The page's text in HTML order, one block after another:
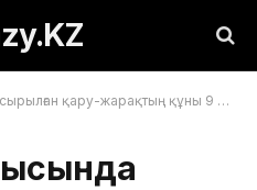
жарақтың құны 9 миллион теңгеге жуықтайды